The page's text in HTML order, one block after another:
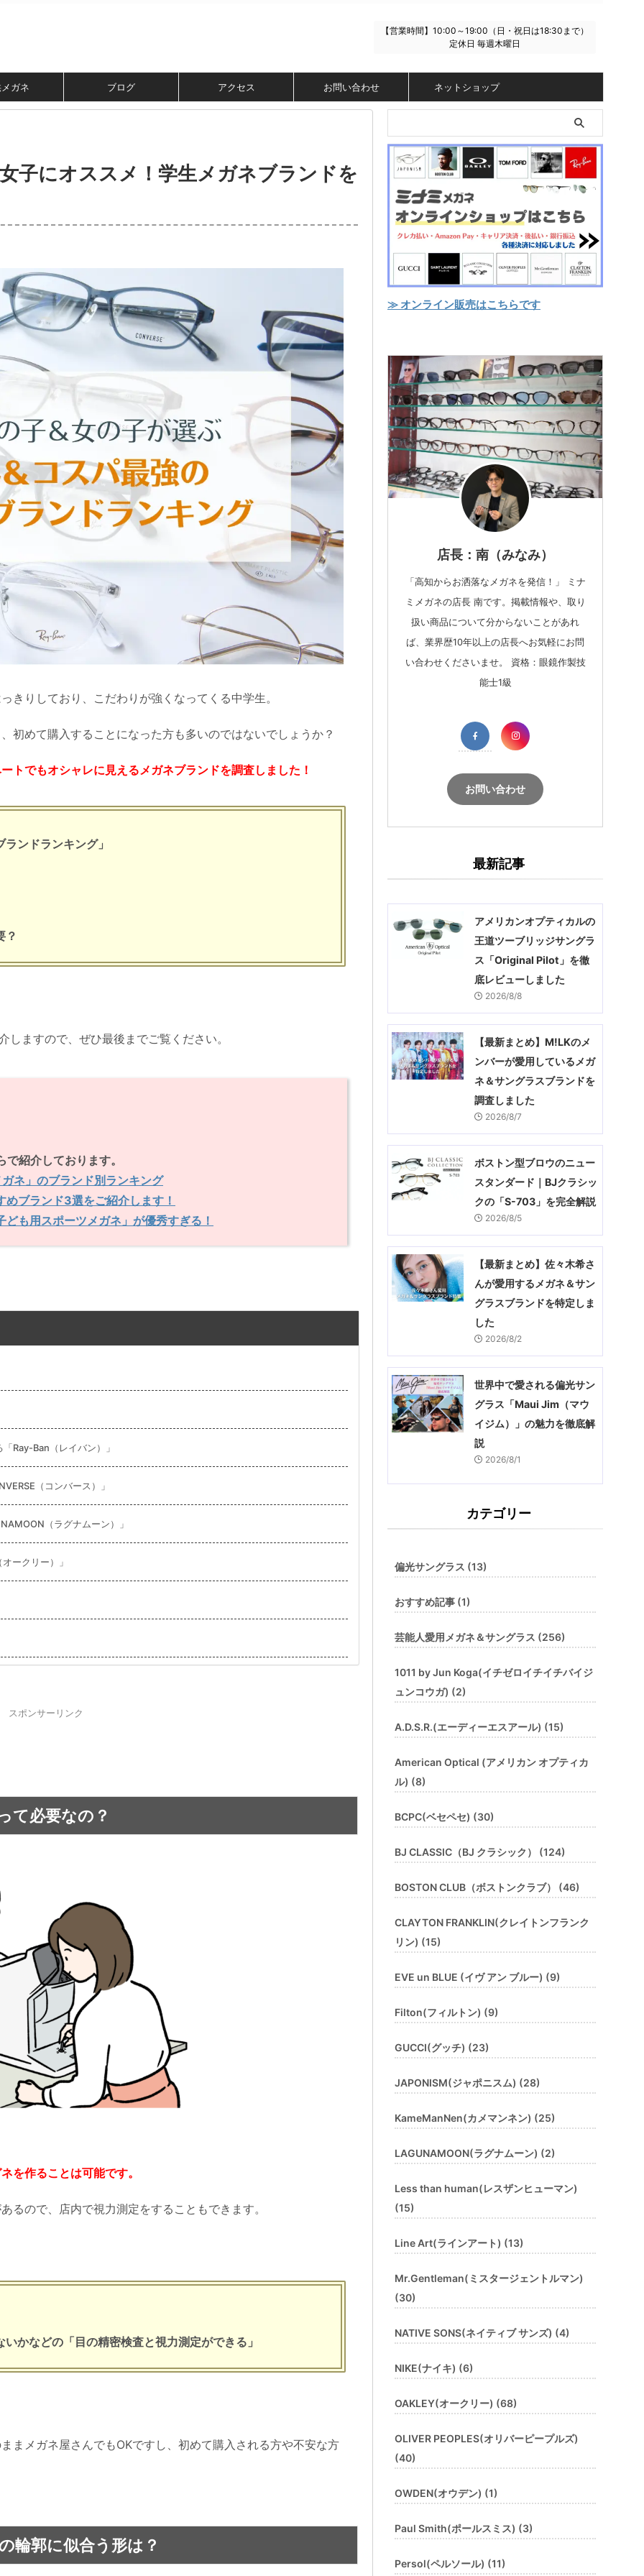
【営業時間】10:00～19:00（日・祝日は18:30まで）
定休日 毎週木曜日
ガネ ブログ アクセス お問い合わせ ネットショップ
子にオススメ！学生メガネブランドを
きりしており、こだわりが強くなってくる中学生。
初めて購入することになった方も多いのではないでしょうか？
トでもオシャレに見えるメガネブランドを調査しました！
ンドランキング」
？
しますので、ぜひ最後までご覧ください。
紹介しております。
ネ」のブランド別ランキング
ブランド3選をご紹介します！
も用スポーツメガネ」が優秀すぎる！
Ray-Ban（レイバン）」
（コンバース）」
（ラグナムーン）」
ークリー）」
スポンサーリンク
て必要なの？
を作ることは可能です。
かなどの「目の精密検査と視力測定ができる」
≫ オンライン販売はこちらです
店長：南（みなみ）
「高知からお洒落なメガネを発信！」 ミナ
ミメガネの店長 南です。掲載情報や、取り
扱い商品について分からないことがあれ
ば、業界歴10年以上の店長へお気軽にお問
い合わせくださいませ。 資格：眼鏡作製技
能士1級
お問い合わせ
最新記事
アメリカンオプティカルの
王道ツーブリッジサングラ
ス「Original Pilot」を徹
底レビューしました
2026/8/8
【最新まとめ】M!LKのメ
ンバーが愛用しているメガ
ネ＆サングラスブランドを
調査しました
2026/8/7
ボストン型ブロウのニュー
スタンダード｜BJクラシッ
クの「S-703」を完全解説
2026/8/5
【最新まとめ】佐々木希さ
んが愛用するメガネ＆サン
グラスブランドを特定しま
した
2026/8/2
世界中で愛される偏光サン
グラス「Maui Jim（マウ
イジム）」の魅力を徹底解
説
2026/8/1
カテゴリー
偏光サングラス (13)
おすすめ記事 (1)
芸能人愛用メガネ＆サングラス (256)
1011 by Jun Koga(イチゼロイチイチバイジ
ュンコウガ) (2)
A.D.S.R.(エーディーエスアール) (15)
American Optical (アメリカン オプティカ
ル) (8)
BCPC(ベセペセ) (30)
BJ CLASSIC（BJ クラシック） (124)
BOSTON CLUB（ボストンクラブ） (46)
CLAYTON FRANKLIN(クレイトンフランク
リン) (15)
EVE un BLUE (イヴ アン ブルー) (9)
Filton(フィルトン) (9)
GUCCI(グッチ) (23)
JAPONISM(ジャポニスム) (28)
KameManNen(カメマンネン) (25)
LAGUNAMOON(ラグナムーン) (2)
Less than human(レスザンヒューマン)
(15)
Line Art(ラインアート) (13)
Mr.Gentleman(ミスタージェントルマン)
(30)
NATIVE SONS(ネイティブ サンズ) (4)
NIKE(ナイキ) (6)
OAKLEY(オークリー) (68)
OLIVER PEOPLES(オリバーピープルズ)
(40)
OWDEN(オウデン) (1)
Paul Smith(ポールスミス) (3)
Persol(ペルソール) (11)